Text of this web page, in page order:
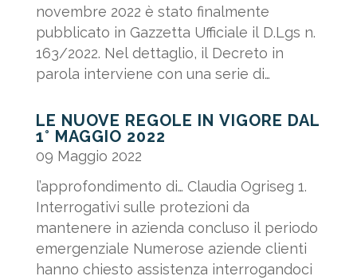
novembre 2022 è stato finalmente
pubblicato in Gazzetta Ufficiale il D.Lgs n.
163/2022. Nel dettaglio, il Decreto in
parola interviene con una serie di
LE NUOVE REGOLE IN VIGORE DAL
1° MAGGIO 2022
09 Maggio 2022
l’approfondimento di… Claudia Ogriseg 1.
Interrogativi sulle protezioni da
mantenere in azienda concluso il periodo
emergenziale Numerose aziende clienti
hanno chiesto assistenza interrogandoci